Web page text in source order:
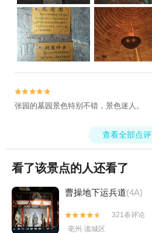


张园的墓园景色特别不错，景色迷人。
查看全部点评
看了该景点的人还看了
曹操地下运兵道(4A)


321条评论
亳州·谯城区